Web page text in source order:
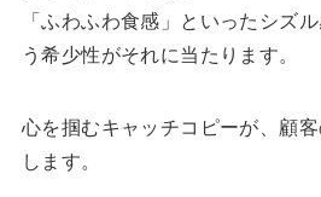
「ふわふわ食感」といったシズ
う希少性がそれに当たります。
心を掴むキャッチコピーが、顧
します。